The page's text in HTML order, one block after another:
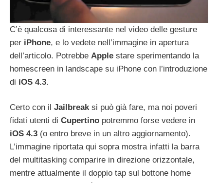
C’è qualcosa di interessante nel video delle gesture
per iPhone, e lo vedete nell’immagine in apertura
dell’articolo. Potrebbe Apple stare sperimentando la
homescreen in landscape su iPhone con l’introduzione
di iOS 4.3.
Certo con il Jailbreaksi può già fare, ma noi poveri
fidati utenti di Cupertino potremmo forse vedere in
iOS 4.3 (o entro breve in un altro aggiornamento).
L’immagine riportata qui sopra mostra infatti la barra
del multitasking comparire in direzione orizzontale,
mentre attualmente il doppio tap sul bottone home